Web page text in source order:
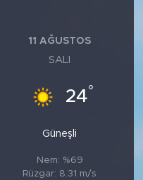
11 AĞUSTOS
SALI
24°
Güneşli
Nem: %69
Rüzgar: 8.31 m/s